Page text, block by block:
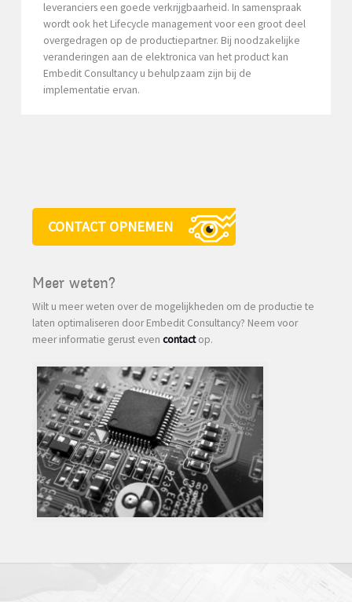
leveranciers een goede verkrijgbaarheid. In samenspraak
wordt ook het Lifecycle management voor een groot deel
overgedragen op de productiepartner. Bij noodzakelijke
veranderingen aan de elektronica van het product kan
Embedit Consultancy u behulpzaam zijn bij de
implementatie ervan.
CONTACT OPNEMEN
Meer weten?
Wilt u meer weten over de mogelijkheden om de productie te
laten optimaliseren door Embedit Consultancy? Neem voor
meer informatie gerust evencontactop.